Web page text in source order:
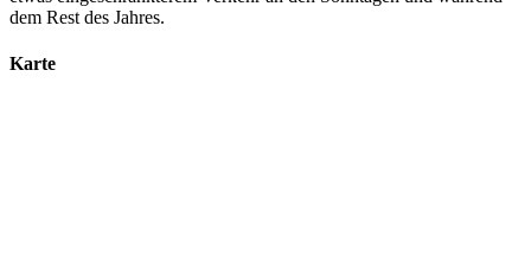
dem Rest des Jahres.
Karte